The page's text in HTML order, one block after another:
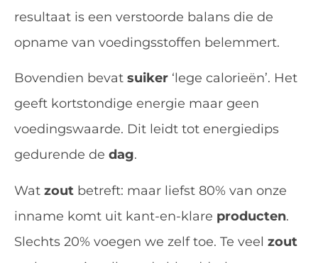
resultaat is een verstoorde balans die de
opname van voedingsstoffen belemmert.
Bovendien bevat suiker ‘lege calorieën’. Het
geeft kortstondige energie maar geen
voedingswaarde. Dit leidt tot energiedips
gedurende de dag.
Wat zout betreft: maar liefst 80% van onze
inname komt uit kant-en-klare producten.
Slechts 20% voegen we zelf toe. Te veel zout